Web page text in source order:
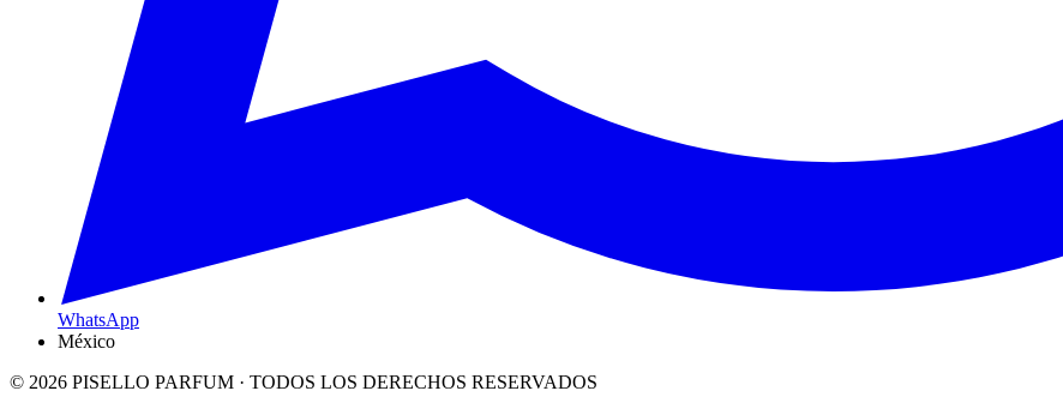
WhatsApp
México
© 2026 PISELLO PARFUM · TODOS LOS DERECHOS RESERVADOS